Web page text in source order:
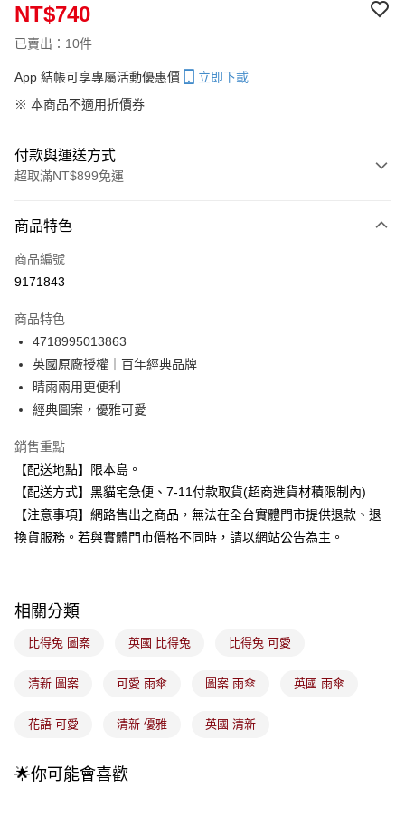
NT$740
已賣出：10件
App 結帳可享專屬活動優惠價
立即下載
※ 本商品不適用折價券
付款與運送方式
超取滿NT$899免運
信用卡一次付款
信用卡分期付款
合作金庫商業銀行
華南商業銀行
上海商業儲蓄銀行
國泰世華商業銀行
臺灣中小企業銀行
聯邦商業銀行
元大商業銀行
台新國際商業銀行
中國信託商業銀行
台灣樂天信用卡公司
LINE Pay
Apple Pay
悠遊付
Google Pay
全盈+PAY
【大哥付你分期使用說明】
2.付款方式選擇「大哥付你分期」，訂單成立後會自動跳轉到大哥付的交易
成交易。
3.實際核准額度、可分期數及費用金額請依後續交易確認頁面所載為準。
消。如遇「轉專審核」未通過狀況，表示未達大哥付你分期系統評分，恕無
1.分期款項不併入電信帳單，「大哥付你分期」於每月結算日後寄送繳費提
每筆NT$100，滿NT$899(含以上)免運費
每筆NT$100，滿NT$899(含以上)免運費
商品特色
商品編號
9171843
商品特色
4718995013863
英國原廠授權｜百年經典品牌
晴雨兩用更便利
經典圖案，優雅可愛
銷售重點
【配送地點】限本島。
【配送方式】黑貓宅急便、7-11付款取貨(超商進貨材積限制內)
【注意事項】網路售出之商品，無法在全台實體門市提供退款、退
換貨服務。若與實體門市價格不同時，請以網站公告為主。
相關分類
比得兔 圖案 英國 比得兔 比得兔 可愛
清新 圖案 可愛 雨傘 圖案 雨傘 英國 雨傘
花語 可愛 清新 優雅 英國 清新
🌟你可能會喜歡